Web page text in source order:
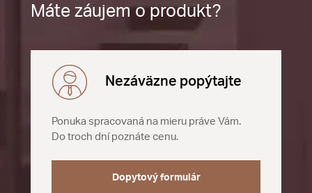
Máte záujem o produkt?
Nezáväzne popýtajte
Ponuka spracovaná na mieru práve Vám.
Do troch dní poznáte cenu.
Dopytový formulár